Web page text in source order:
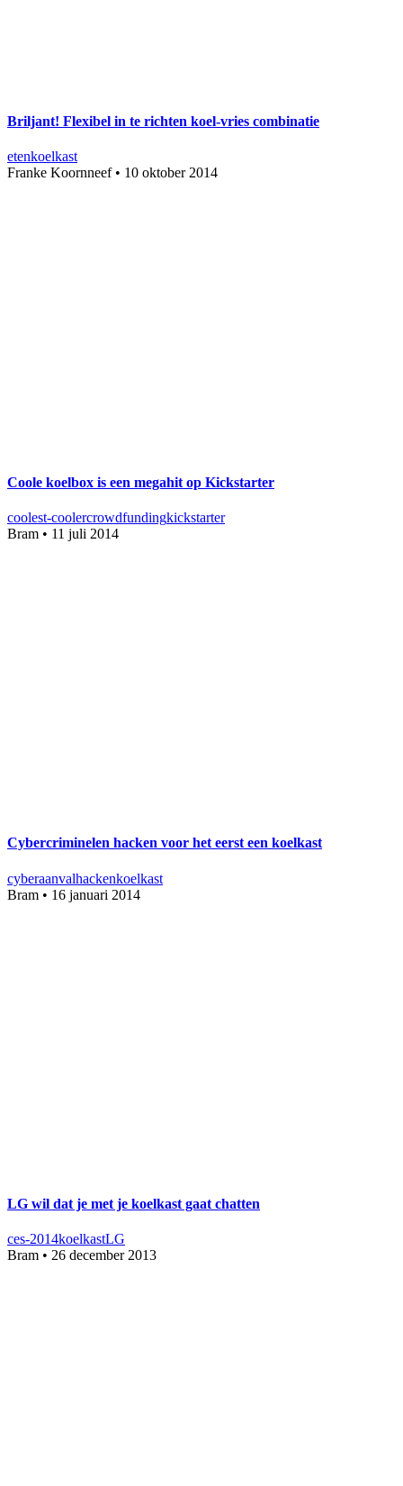
Briljant! Flexibel in te richten koel-vries combinatie
etenkoelkast
Franke Koornneef• 10 oktober 2014
Coole koelbox is een megahit op Kickstarter
coolest-coolercrowdfundingkickstarter
Bram • 11 juli 2014
Cybercriminelen hacken voor het eerst een koelkast
cyberaanvalhackenkoelkast
Bram • 16 januari 2014
LG wil dat je met je koelkast gaat chatten
ces-2014koelkastLG
Bram • 26 december 2013